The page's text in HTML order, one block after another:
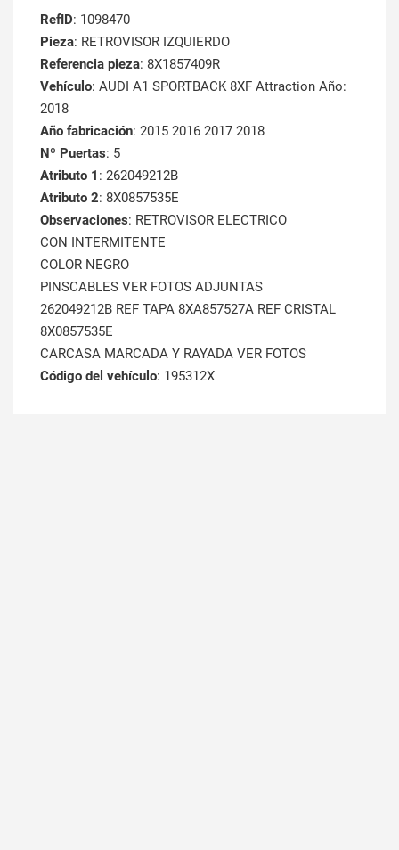
RefID: 1098470
Pieza: RETROVISOR IZQUIERDO
Referencia pieza: 8X1857409R
Vehículo: AUDI A1 SPORTBACK 8XF Attraction Año:
2018
Año fabricación: 2015 2016 2017 2018
Nº Puertas: 5
Atributo 1 : 262049212B
Atributo 2: 8X0857535E
Observaciones: RETROVISOR ELECTRICO
CON INTERMITENTE
COLOR NEGRO
PINSCABLES VER FOTOS ADJUNTAS
262049212B REF TAPA 8XA857527A REF CRISTAL
8X0857535E
CARCASA MARCADA Y RAYADA VER FOTOS
Código del vehículo: 195312X